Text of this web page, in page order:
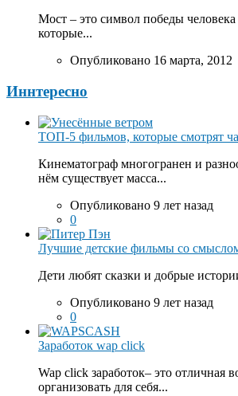
Мост – это символ победы
которые...
Опубликовано 16 марта, 2012
Иннтересно
ТОП-5 фильмов, которые смотрят
Кинематограф многогранен и
нём существует масса...
Опубликовано 9 лет назад
0
Лучшие детские фильмы со
Дети любят сказки и добрые
Опубликовано 9 лет назад
0
Заработок wap click
Wap click заработок– это отличная
организовать для себя...